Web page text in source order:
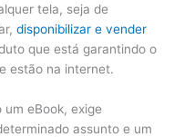
tela, seja de
disponibilizar e vender
que está garantindo o
estão na internet.
eBook, exige
assunto e um